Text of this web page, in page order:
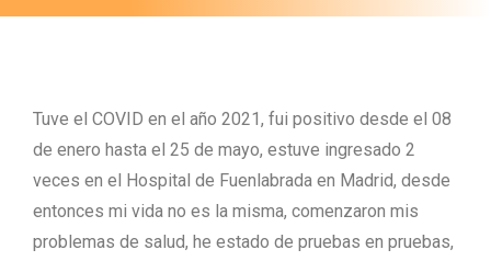
Tuve el COVID en el año 2021, fui positivo desde el 08
de enero hasta el 25 de mayo, estuve ingresado 2
veces en el Hospital de Fuenlabrada en Madrid, desde
entonces mi vida no es la misma, comenzaron mis
problemas de salud, he estado de pruebas en pruebas,